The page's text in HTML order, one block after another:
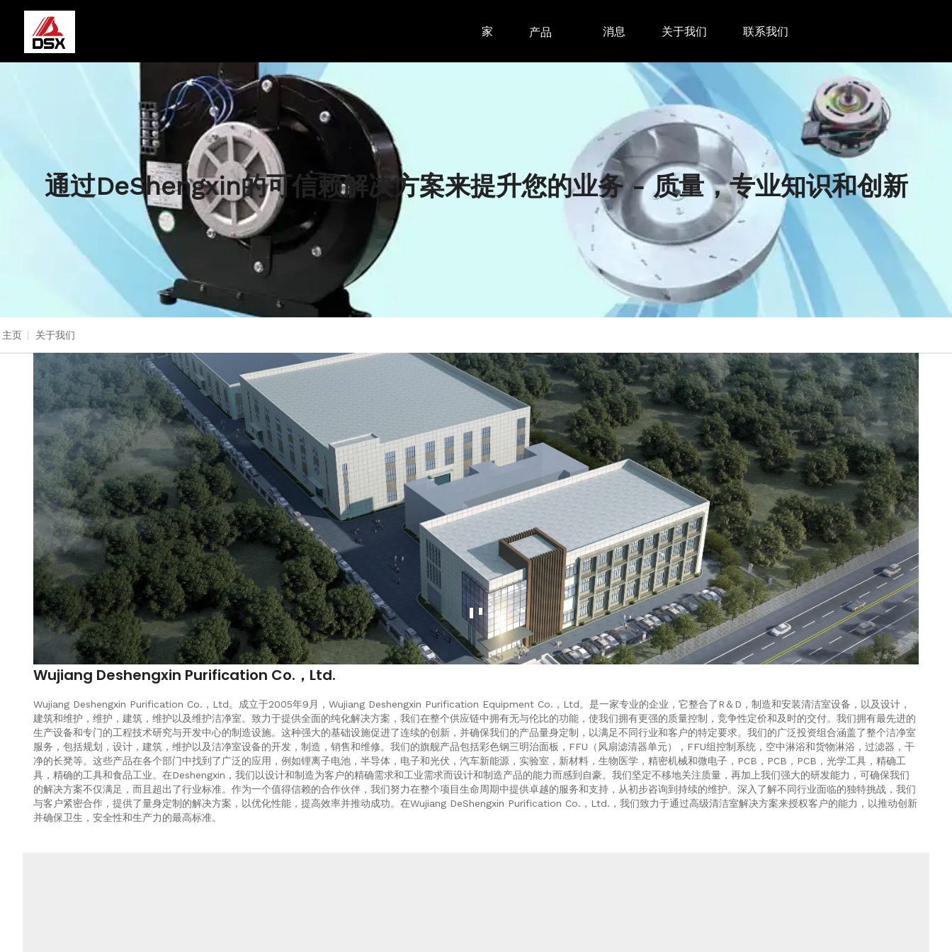
家 产品 消息 关于我们 联系我们
通过DeShengxin的可信赖解决方案来提升您的业务 - 质量，专业知识和创新
主页 关于我们
Wujiang Deshengxin Purification Co.，Ltd.
Wujiang Deshengxin Purification Co.，Ltd。成立于2005年9月，Wujiang Deshengxin Purification Equipment Co.，Ltd。是一家专业的企业，它整合了R＆D，制造和安装清洁室设备，以及设计，
建筑和维护，维护，建筑，维护以及维护洁净室。致力于提供全面的纯化解决方案，我们在整个供应链中拥有无与伦比的功能，使我们拥有更强的质量控制，竞争性定价和及时的交付。我们拥有最先进的
生产设备和专门的工程技术研究与开发中心的制造设施。这种强大的基础设施促进了连续的创新，并确保我们的产品量身定制，以满足不同行业和客户的特定要求。我们的广泛投资组合涵盖了整个洁净室
服务，包括规划，设计，建筑，维护以及洁净室设备的开发，制造，销售和维修。我们的旗舰产品包括彩色钢三明治面板，FFU（风扇滤清器单元），FFU组控制系统，空中淋浴和货物淋浴，过滤器，干
净的长凳等。这些产品在各个部门中找到了广泛的应用，例如锂离子电池，半导体，电子和光伏，汽车新能源，实验室，新材料，生物医学，精密机械和微电子，PCB，PCB，PCB，光学工具，精确工
具，精确的工具和食品工业。在Deshengxin，我们以设计和制造为客户的精确需求和工业需求而设计和制造产品的能力而感到自豪。我们坚定不移地关注质量，再加上我们强大的研发能力，可确保我们
的解决方案不仅满足，而且超出了行业标准。作为一个值得信赖的合作伙伴，我们努力在整个项目生命周期中提供卓越的服务和支持，从初步咨询到持续的维护。深入了解不同行业面临的独特挑战，我们
与客户紧密合作，提供了量身定制的解决方案，以优化性能，提高效率并推动成功。在Wujiang DeShengxin Purification Co.，Ltd.，我们致力于通过高级清洁室解决方案来授权客户的能力，以推动创新
并确保卫生，安全性和生产力的最高标准。